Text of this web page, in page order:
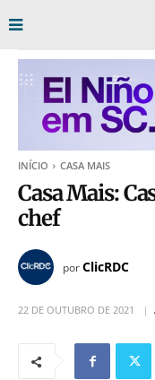
INÍCIO CASA MAIS
Casa Mais:
chef
porClicRDC
22 DE OUTUBRO DE 2021